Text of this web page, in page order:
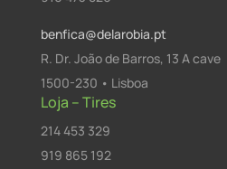
benfica@delarobia.pt
R. Dr. João de Barros, 13 A cave
1500-230 • Lisboa
Loja – Tires
214 453 329
919 865 192